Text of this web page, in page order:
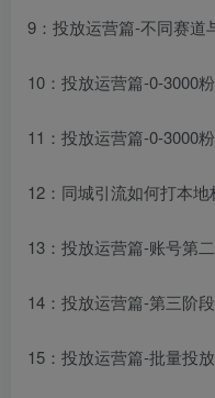
9：投放运营篇-不同赛道
10：投放运营篇-0-3000
11：投放运营篇-0-3000
12：同城引流如何打本地
13：投放运营篇-账号第
14：投放运营篇-第三阶
15：投放运营篇-批量投